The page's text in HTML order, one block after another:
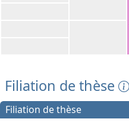
Filiation de thèse
Filiation de thèse